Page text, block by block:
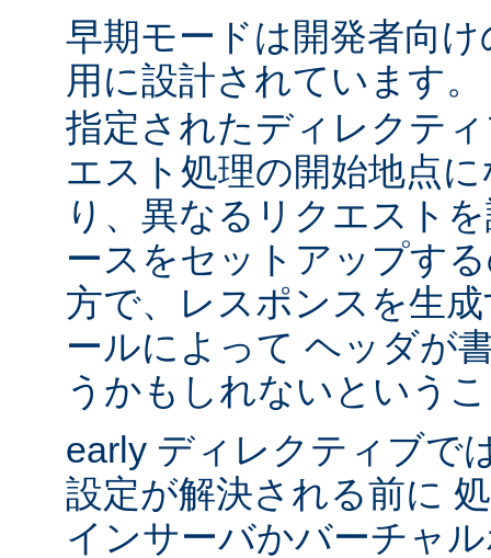
早期モードは開発者向
用に設計されています
指定されたディレクテ
エスト処理の開始地点
り、異なるリクエスト
ースをセットアップす
方で、レスポンスを生
ールによって ヘッダが
うかもしれないという
early ディレクティブで
設定が解決される前に
インサーバかバーチャ